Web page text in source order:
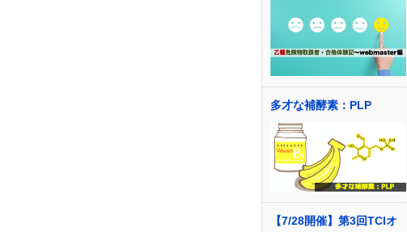
多才な補酵素：PLP
【7/28開催】第3回TCIオ